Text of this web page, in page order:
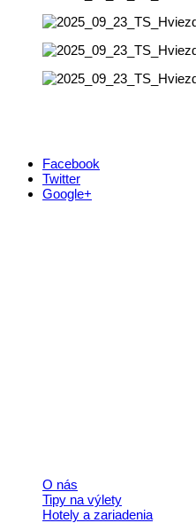
Facebook
Twitter
Google+
O nás
Tipy na výlety
Hotely a zariadenia